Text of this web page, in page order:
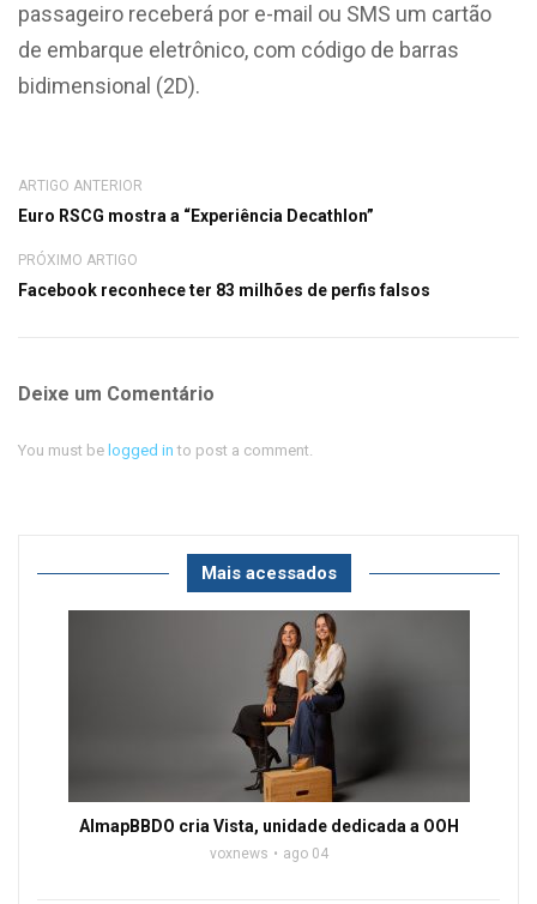
passageiro receberá por e-mail ou SMS um cartão
de embarque eletrônico, com código de barras
bidimensional (2D).
ARTIGO ANTERIOR
Euro RSCG mostra a “Experiência Decathlon”
PRÓXIMO ARTIGO
Facebook reconhece ter 83 milhões de perfis falsos
Deixe um Comentário
You must be logged in to post a comment.
Mais acessados
AlmapBBDO cria Vista, unidade dedicada a OOH
voxnews ago 04